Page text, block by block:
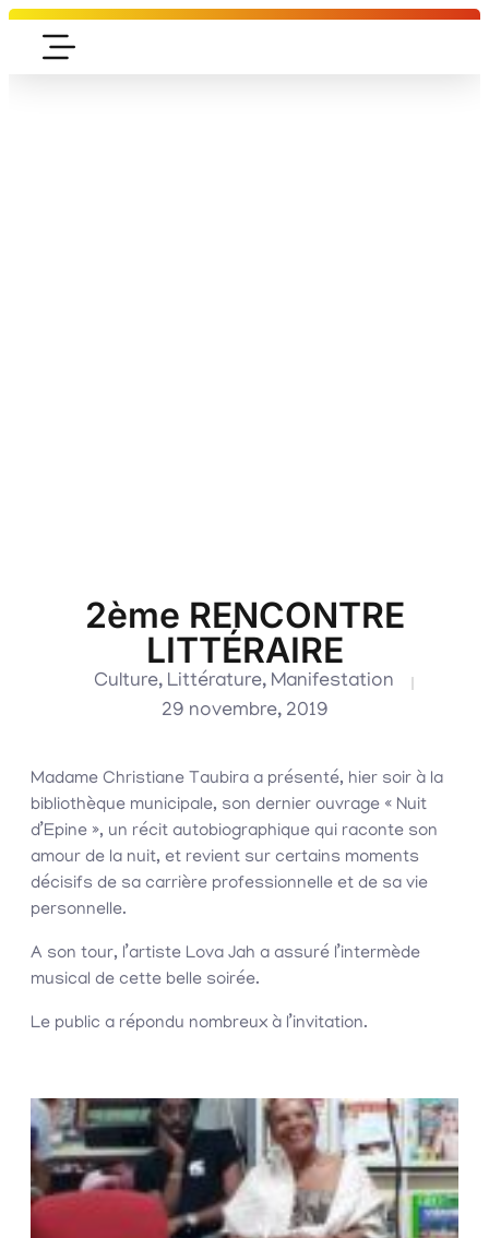
2ème RENCONTRE
LITTÉRAIRE
Culture, Littérature, Manifestation
29 novembre, 2019
Madame Christiane Taubira a présenté, hier soir à la
bibliothèque municipale, son dernier ouvrage « Nuit
d’Epine », un récit autobiographique qui raconte son
amour de la nuit, et revient sur certains moments
décisifs de sa carrière professionnelle et de sa vie
personnelle.
A son tour, l’artiste Lova Jah a assuré l’intermède
musical de cette belle soirée.
Le public a répondu nombreux à l’invitation.